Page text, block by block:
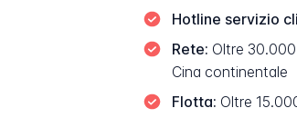
Hotline servizio
Rete: Oltre
Cina continentale
Flotta: Oltre